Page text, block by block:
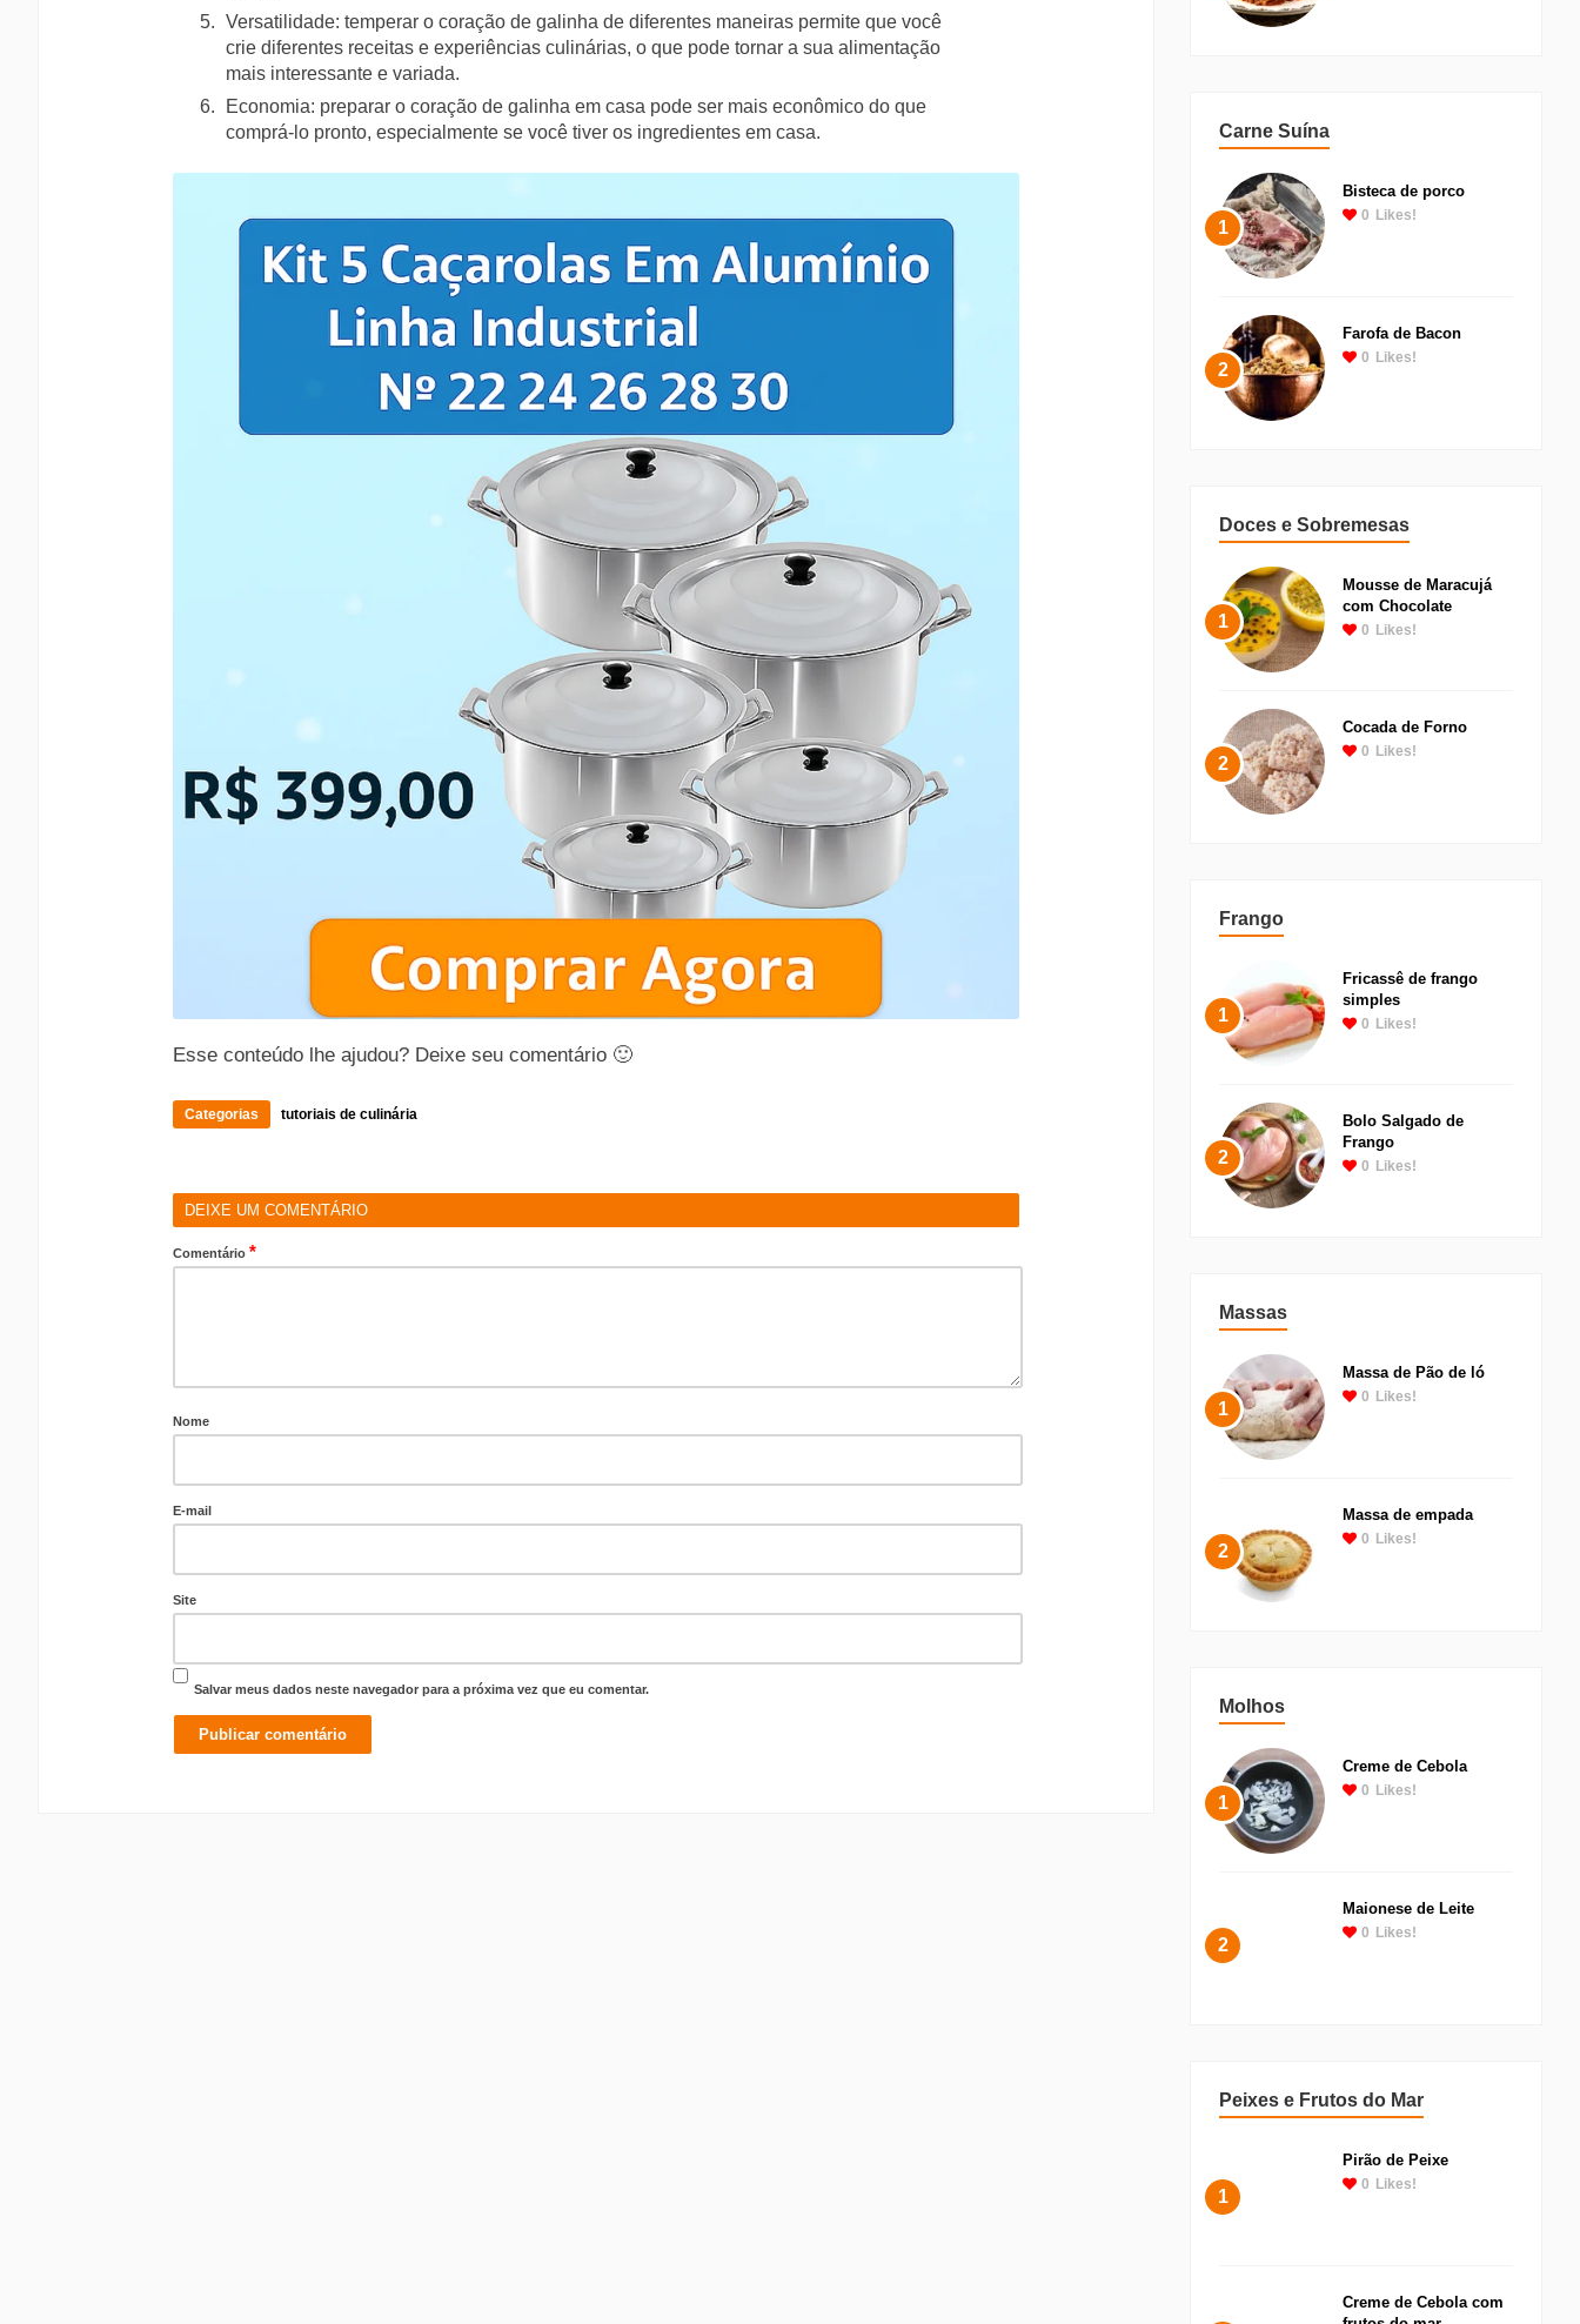
Versatilidade: temperar o coração de galinha de diferentes maneiras permite que você
crie diferentes receitas e experiências culinárias, o que pode tornar a sua alimentação
mais interessante e variada.
Economia: preparar o coração de galinha em casa pode ser mais econômico do que
comprá-lo pronto, especialmente se você tiver os ingredientes em casa.
Esse conteúdo lhe ajudou? Deixe seu comentário 🙂
Categorias tutoriais de culinária
DEIXE UM COMENTÁRIO
Comentário *
Nome
E-mail
Site
Salvar meus dados neste navegador para a próxima vez que eu comentar.
Carne Suína
1
Bisteca de porco
0 Likes!
2
Farofa de Bacon
0 Likes!
Doces e Sobremesas
1
Mousse de Maracujá
com Chocolate
0 Likes!
2
Cocada de Forno
0 Likes!
Frango
1
Fricassê de frango
simples
0 Likes!
2
Bolo Salgado de
Frango
0 Likes!
Massas
1
Massa de Pão de ló
0 Likes!
2
Massa de empada
0 Likes!
Molhos
1
Creme de Cebola
0 Likes!
2
Maionese de Leite
0 Likes!
Peixes e Frutos do Mar
1
Pirão de Peixe
0 Likes!
Creme de Cebola com